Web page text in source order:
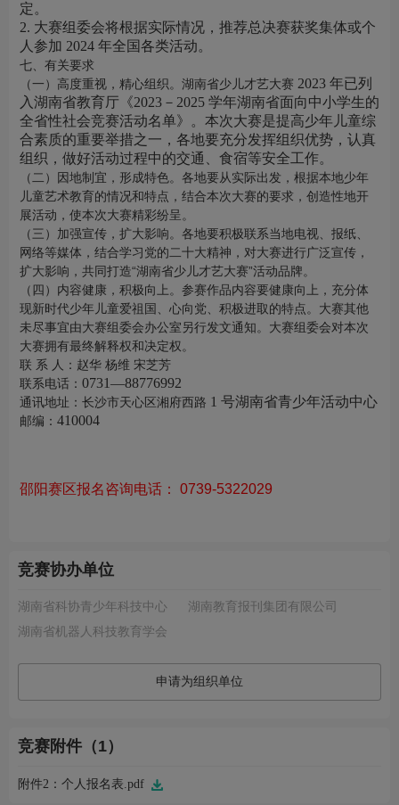
定。
2. 大赛组委会将根据实际情况，推荐总决赛获奖集体或个
人参加 2024 年全国各类活动。
七、有关要求
（一）高度重视，精心组织。湖南省少儿才艺大赛 2023 年已列
入湖南省教育厅《2023－2025 学年湖南省面向中小学生的
全省性社会竞赛活动名单》。本次大赛是提高少年儿童综
合素质的重要举措之一，各地要充分发挥组织优势，认真
组织，做好活动过程中的交通、食宿等安全工作。
（二）因地制宜，形成特色。各地要从实际出发，根据本地少年
儿童艺术教育的情况和特点，结合本次大赛的要求，创造性地开
展活动，使本次大赛精彩纷呈。
（三）加强宣传，扩大影响。各地要积极联系当地电视、报纸、
网络等媒体，结合学习党的二十大精神，对大赛进行广泛宣传，
扩大影响，共同打造“湖南省少儿才艺大赛”活动品牌。
（四）内容健康，积极向上。参赛作品内容要健康向上，充分体
现新时代少年儿童爱祖国、心向党、积极进取的特点。大赛其他
未尽事宜由大赛组委会办公室另行发文通知。大赛组委会对本次
大赛拥有最终解释权和决定权。
联 系 人：赵华 杨维 宋芝芳
联系电话： 0731—88776992
通讯地址：长沙市天心区湘府西路 1 号湖南省青少年活动中心
邮编： 410004
邵阳赛区报名咨询电话： 0739-5322029
竞赛协办单位
湖南省科协青少年科技中心
湖南教育报刊集团有限公司
湖南省机器人科技教育学会
申请为组织单位
竞赛附件（1）
附件2：个人报名表.pdf